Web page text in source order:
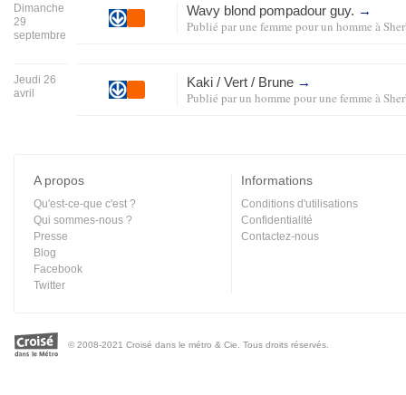
Dimanche
29
septembre
Wavy blond pompadour guy. →
Publié parune femme pour un homme à
Jeudi 26
avril
Kaki / Vert / Brune →
Publié parun homme pour une femme à
A propos
Qu'est-ce-que c'est ?
Qui sommes-nous ?
Presse
Blog
Facebook
Twitter
Informations
Conditions d'utilisations
Confidentialité
Contactez-nous
© 2008-2021 Croisé dans le métro & Cie. Tous droits réservés.